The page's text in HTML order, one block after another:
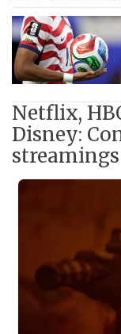
Netflix,
Disney: